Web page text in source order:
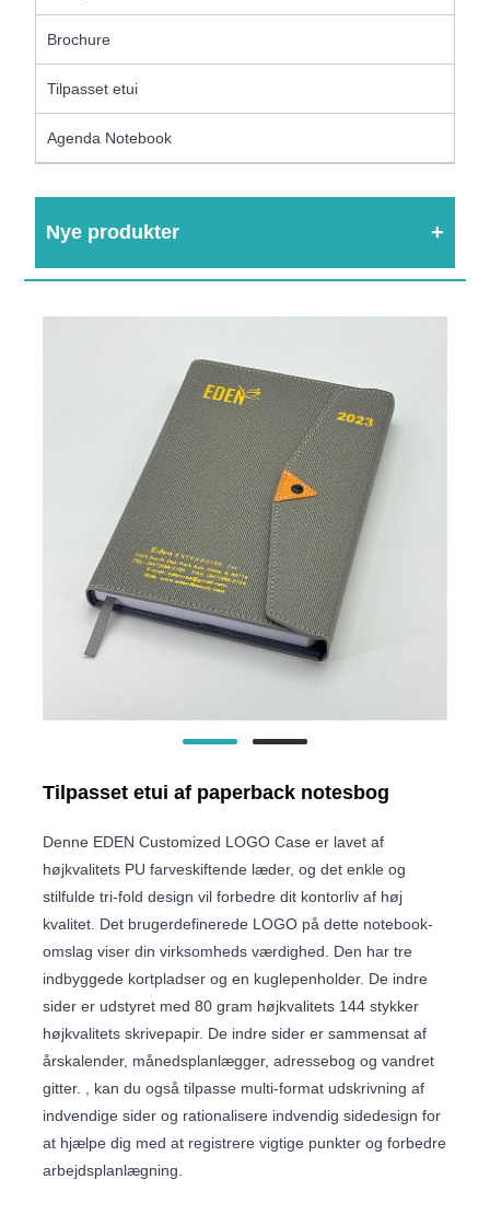
Brochure
Tilpasset etui
Agenda Notebook
Nye produkter
Tilpasset etui af paperback notesbog
Denne EDEN Customized LOGO Case er lavet af
højkvalitets PU farveskiftende læder, og det enkle og
stilfulde tri-fold design vil forbedre dit kontorliv af høj
kvalitet. Det brugerdefinerede LOGO på dette notebook-
omslag viser din virksomheds værdighed. Den har tre
indbyggede kortpladser og en kuglepenholder. De indre
sider er udstyret med 80 gram højkvalitets 144 stykker
højkvalitets skrivepapir. De indre sider er sammensat af
årskalender, månedsplanlægger, adressebog og vandret
gitter. , kan du også tilpasse multi-format udskrivning af
indvendige sider og rationalisere indvendig sidedesign for
at hjælpe dig med at registrere vigtige punkter og forbedre
arbejdsplanlægning.